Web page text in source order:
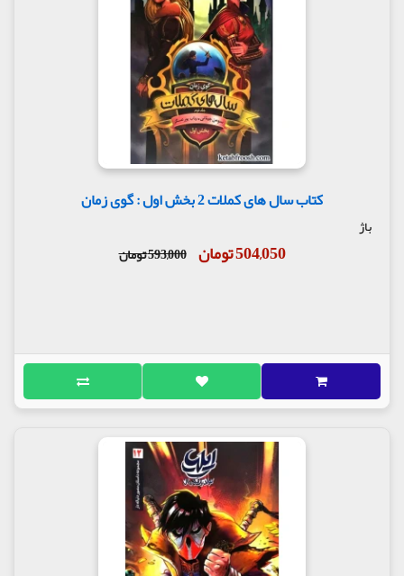
کتاب سال های کملات 2 بخش اول : گوی زمان
باژ
504,050 تومان 593,000 تومان